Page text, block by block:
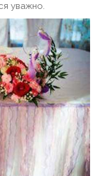
уважно.